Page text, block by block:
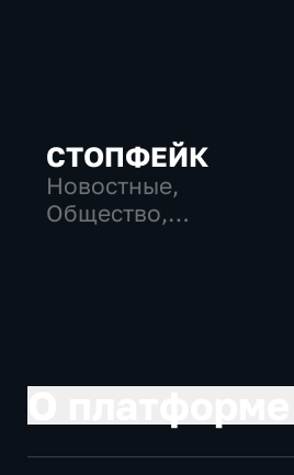
СТОПФЕЙК
Новостные,
Общество,